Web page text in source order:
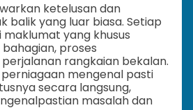
ketelusan dan
balik yang luar biasa. Setiap
yang khusus
proses
rangkaian bekalan.
mengenal pasti
secara langsung,
masalah dan